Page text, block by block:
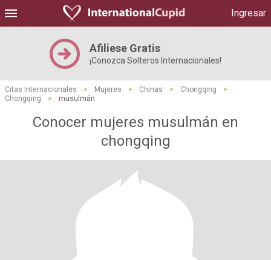
Ingresar
Afiliese Gratis
¡Conozca Solteros Internacionales!
Citas Internacionales > Mujeres > Chinas > Chongqing
>
Chongqing
> musulmán
Conocer mujeres musulmán en
chongqing